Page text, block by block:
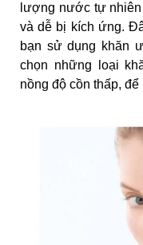
lượng nước tự
và dễ bị kích ứng.
bạn sử dụng khăn
chọn những loại
nồng độ cồn thấp,